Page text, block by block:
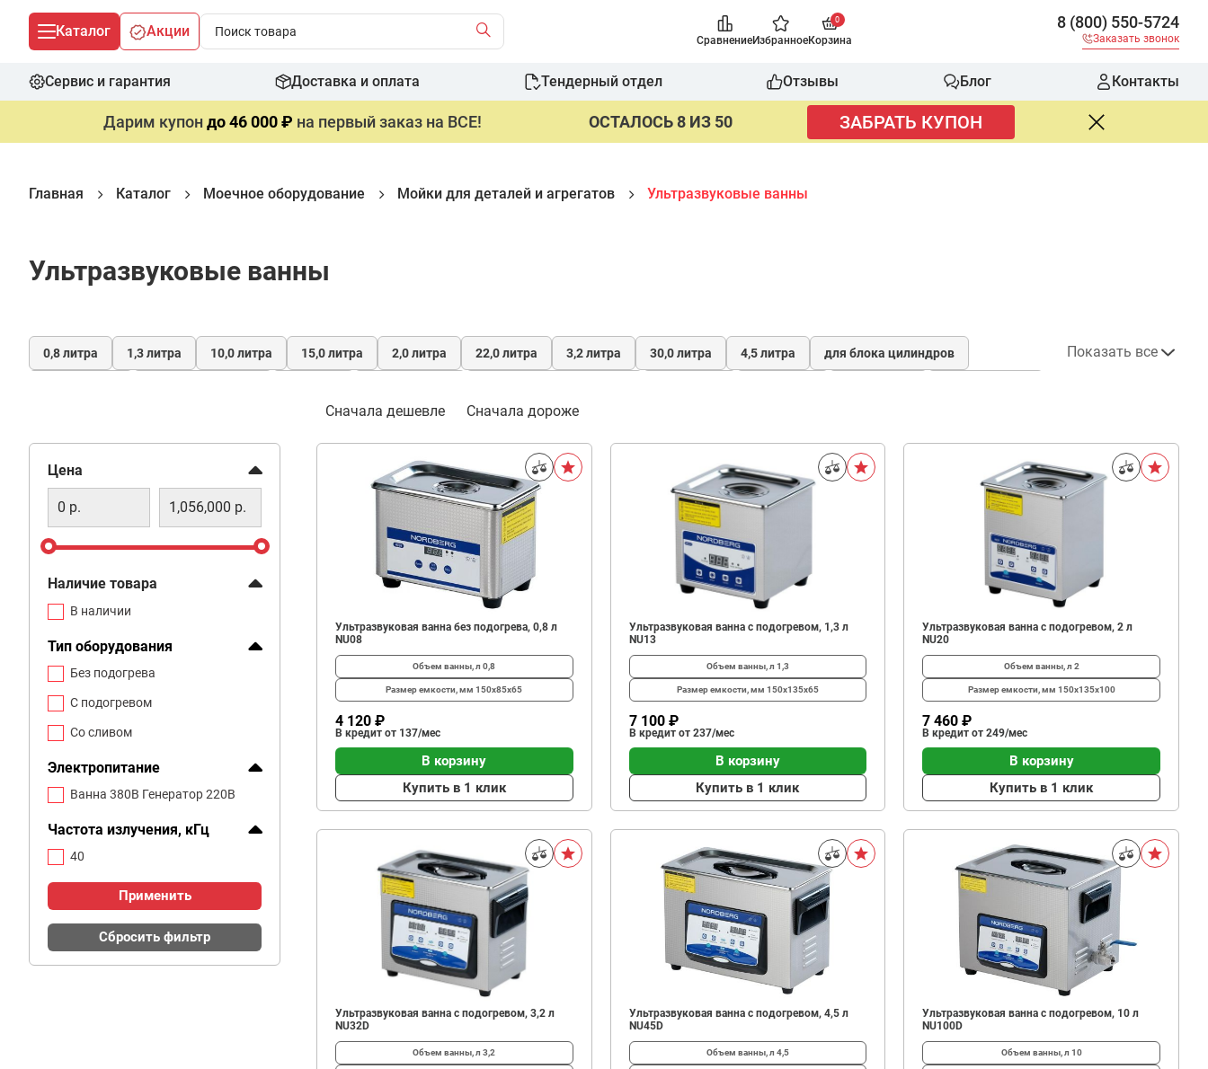
Каталог Акции
СравнениеИзбранное
0
Корзина
8 (800) 550-5724
Заказать звонок
Сервис и гарантия Доставка и оплата Тендерный отдел Отзывы Блог Контакты
Дарим купондо 46 000 ₽ на первый заказ на ВСЕ! ОСТАЛОСЬ 8 ИЗ 50 ЗАБРАТЬ КУПОН
Главная Каталог Моечное оборудование Мойки для деталей и агрегатов Ультразвуковые ванны
Ультразвуковые ванны
0,8 литра 1,3 литра 10,0 литра 15,0 литра 2,0 литра 22,0 литра 3,2 литра 30,0 литра 4,5 литра для блока цилиндров Показать все
Фильтр
Цена
Наличие товара
В наличии
Тип оборудования
Без подогрева
С подогревом
Со сливом
Электропитание
Ванна 380В Генератор 220В
Частота излучения, кГц
40
Применить
Сбросить фильтр
Сначала дешевле Сначала дороже
Фильтр
Ультразвуковая ванна без подогрева, 0,8 л
NU08
Объем ванны, л0,8
Размер емкости, мм150x85x65
4 120 ₽
В кредит от 137/мес
В корзину
Купить в 1 клик
Ультразвуковая ванна с подогревом, 1,3 л
NU13
Объем ванны, л 1,3
Размер емкости, мм 150x135x65
7 100 ₽
В кредит от 237/мес
В корзину
Купить в 1 клик
Ультразвуковая ванна с подогревом, 2 л
NU20
Объем ванны, л 2
Размер емкости, мм 150x135x100
7 460 ₽
В кредит от 249/мес
В корзину
Купить в 1 клик
Ультразвуковая ванна с подогревом, 3,2 л
NU32D
Объем ванны, л3,2
Ультразвуковая ванна с подогревом, 4,5 л
NU45D
Объем ванны, л 4,5
Ультразвуковая ванна с подогревом, 10 л
NU100D
Объем ванны, л 10